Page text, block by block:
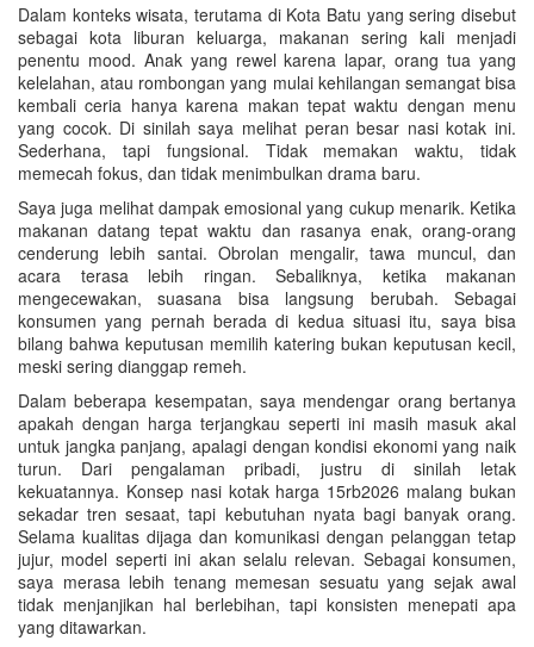
Dalam konteks wisata, terutama di Kota Batu yang sering disebut
sebagai kota liburan keluarga, makanan sering kali menjadi
penentu mood. Anak yang rewel karena lapar, orang tua yang
kelelahan, atau rombongan yang mulai kehilangan semangat bisa
kembali ceria hanya karena makan tepat waktu dengan menu
yang cocok. Di sinilah saya melihat peran besar nasi kotak ini.
Sederhana, tapi fungsional. Tidak memakan waktu, tidak
memecah fokus, dan tidak menimbulkan drama baru.
Saya juga melihat dampak emosional yang cukup menarik. Ketika
makanan datang tepat waktu dan rasanya enak, orang-orang
cenderung lebih santai. Obrolan mengalir, tawa muncul, dan
acara terasa lebih ringan. Sebaliknya, ketika makanan
mengecewakan, suasana bisa langsung berubah. Sebagai
konsumen yang pernah berada di kedua situasi itu, saya bisa
bilang bahwa keputusan memilih katering bukan keputusan kecil,
meski sering dianggap remeh.
Dalam beberapa kesempatan, saya mendengar orang bertanya
apakah dengan harga terjangkau seperti ini masih masuk akal
untuk jangka panjang, apalagi dengan kondisi ekonomi yang naik
turun. Dari pengalaman pribadi, justru di sinilah letak
kekuatannya. Konsep nasi kotak harga 15rb2026 malang bukan
sekadar tren sesaat, tapi kebutuhan nyata bagi banyak orang.
Selama kualitas dijaga dan komunikasi dengan pelanggan tetap
jujur, model seperti ini akan selalu relevan. Sebagai konsumen,
saya merasa lebih tenang memesan sesuatu yang sejak awal
tidak menjanjikan hal berlebihan, tapi konsisten menepati apa
yang ditawarkan.